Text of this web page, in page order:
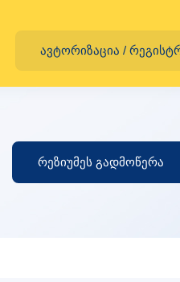
ავტორიზაცია /
რეზიუმეს გადმოწერა